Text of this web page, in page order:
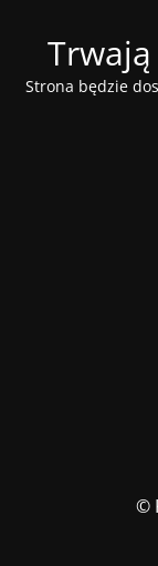
Strona będzie
©